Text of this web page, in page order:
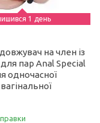
1 день
на член із
пар Anal Special
одночасної